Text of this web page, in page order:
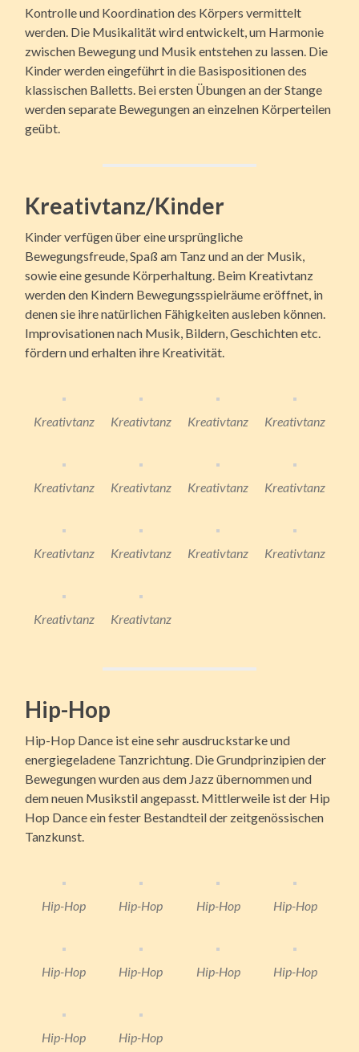
Kontrolle und Koordination des Körpers vermittelt
werden. Die Musikalität wird entwickelt, um Harmonie
zwischen Bewegung und Musik entstehen zu lassen. Die
Kinder werden eingeführt in die Basispositionen des
klassischen Balletts. Bei ersten Übungen an der Stange
werden separate Bewegungen an einzelnen Körperteilen
geübt.
Kreativtanz/Kinder
Kinder verfügen über eine ursprüngliche
Bewegungsfreude, Spaß am Tanz und an der Musik,
sowie eine gesunde Körperhaltung. Beim Kreativtanz
werden den Kindern Bewegungsspielräume eröffnet, in
denen sie ihre natürlichen Fähigkeiten ausleben können.
Improvisationen nach Musik, Bildern, Geschichten etc.
fördern und erhalten ihre Kreativität.
Kreativtanz Kreativtanz Kreativtanz Kreativtanz
Kreativtanz Kreativtanz Kreativtanz Kreativtanz
Kreativtanz Kreativtanz Kreativtanz Kreativtanz
Kreativtanz Kreativtanz
Hip-Hop
Hip-Hop Dance ist eine sehr ausdruckstarke und
energiegeladene Tanzrichtung. Die Grundprinzipien der
Bewegungen wurden aus dem Jazz übernommen und
dem neuen Musikstil angepasst. Mittlerweile ist der Hip
Hop Dance ein fester Bestandteil der zeitgenössischen
Tanzkunst.
Hip-Hop Hip-Hop Hip-Hop Hip-Hop
Hip-Hop Hip-Hop Hip-Hop Hip-Hop
Hip-Hop Hip-Hop